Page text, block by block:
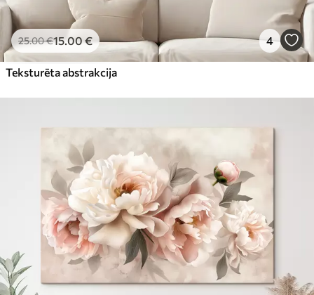
25.00€15.00€ 4
Teksturēta abstrakcija